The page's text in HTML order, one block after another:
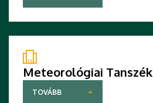
Meteorológiai Tanszék
TOVÁBB